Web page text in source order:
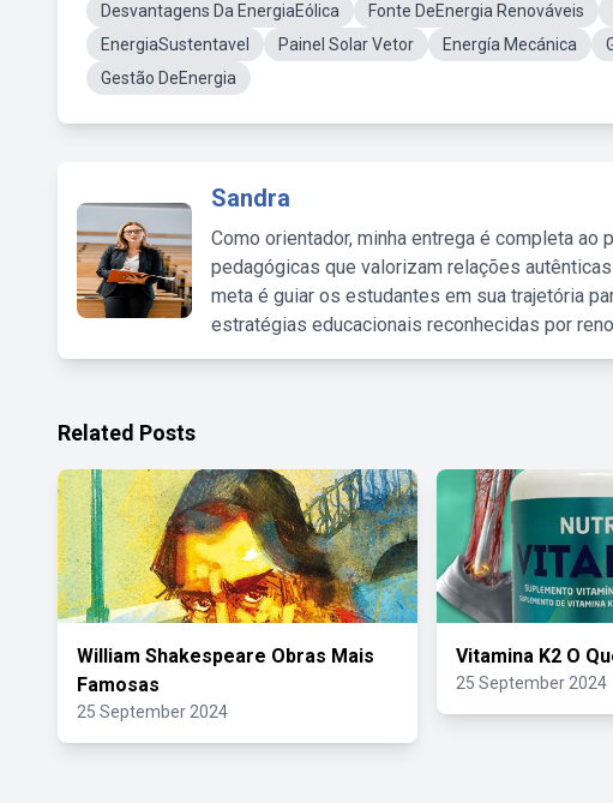
Desvantagens Da EnergiaEólica
Fonte DeEnergia Renováveis
EnergiaSustentavel
Painel Solar Vetor Energía Mecánica
Gestão DeEnergia
Sandra
Como orientador, minha entrega é completa
pedagógicas que valorizam relações
meta é guiar os estudantes em sua trajetória
estratégias educacionais reconhecidas por
Related Posts
William Shakespeare Obras Mais
Famosas
25 September 2024
Vitamina K2 O
25 September 2024